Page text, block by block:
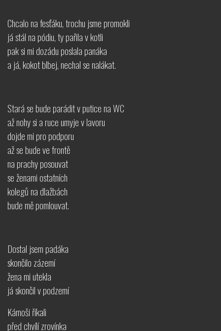
Chcalo na fesťáku, trochu jsme promokli
já stál na pódiu, ty pařila v kotli
pak si mi dozádu poslala panáka
a já, kokot blbej, nechal se nalákat.
Stará se bude parádit v putice na WC
až nohy si a ruce umyje v lavoru
dojde mi pro podporu
až se bude ve frontě
na prachy posouvat
se ženami ostatních
kolegů na dlažbách
bude mě pomlouvat.
Dostal jsem padáka
skončilo zázemí
žena mi utekla
já skončil v podzemí
Kámoši říkali
před chvílí zrovínka